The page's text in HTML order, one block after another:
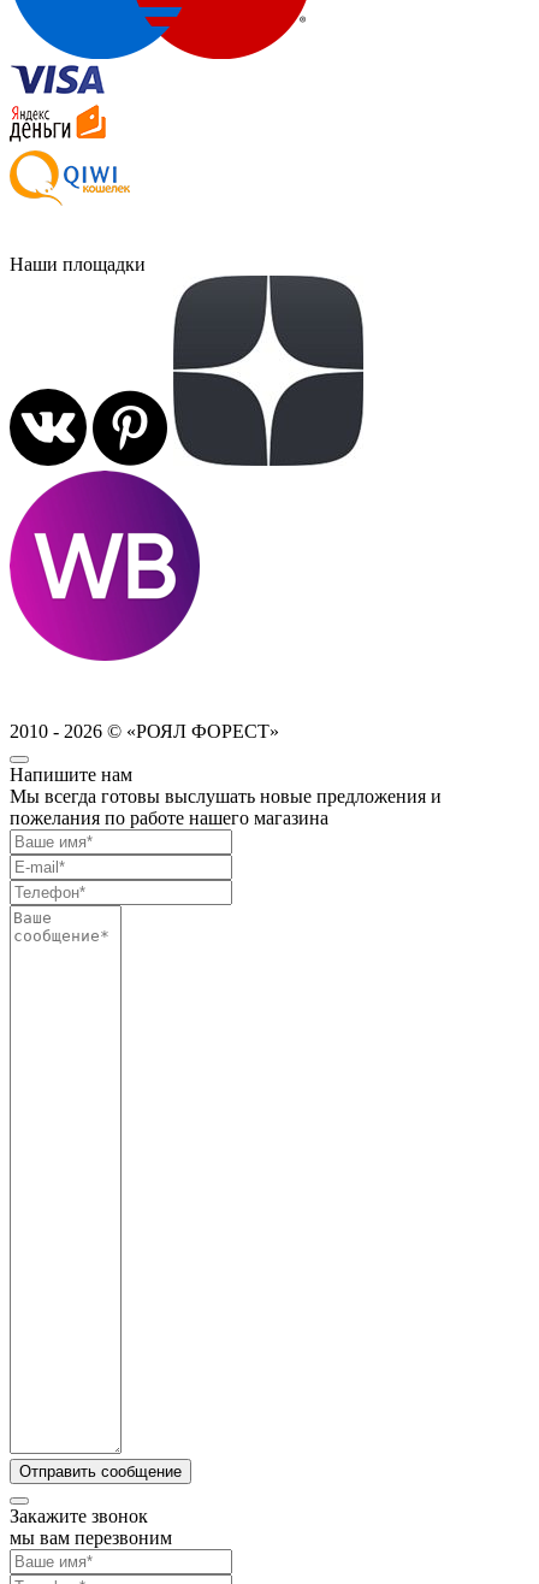
Наши площадки
2010 - 2026 © «РОЯЛ ФОРЕСТ»
Напишите нам
Мы всегда готовы выслушать новые предложения и
пожелания по работе нашего магазина
Закажите звонок
мы вам перезвоним